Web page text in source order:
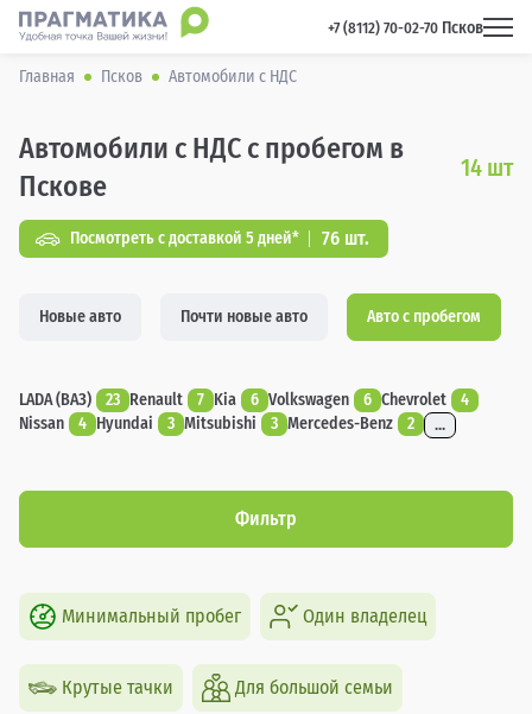
+7 (8112) 70-02-70 Псков
Главная Псков Автомобили с НДС
Автомобили с НДС с пробегом в
Пскове
14 шт
Посмотреть с доставкой 5 дней* 76 шт.
Новые авто Почти новые авто Авто с пробегом
LADA (ВАЗ) 23 Renault 7 Kia 6 Volkswagen 6 Chevrolet
4
Nissan
4 Hyundai 3 Mitsubishi 3 Mercedes-Benz 2 ...
Фильтр
Минимальный пробег Один владелец
Крутые тачки Для большой семьи